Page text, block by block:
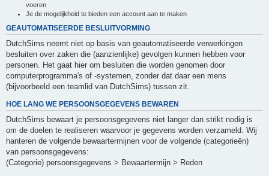
voeren
Je de mogelijkheid te bieden een account aan te maken
GEAUTOMATISEERDE BESLUITVORMING
DutchSims neemt niet op basis van geautomatiseerde verwerkingen
besluiten over zaken die (aanzienlijke) gevolgen kunnen hebben voor
personen. Het gaat hier om besluiten die worden genomen door
computerprogramma's of -systemen, zonder dat daar een mens
(bijvoorbeeld een teamlid van DutchSims) tussen zit.
HOE LANG WE PERSOONSGEGEVENS BEWAREN
DutchSims bewaart je persoonsgegevens niet langer dan strikt nodig is
om de doelen te realiseren waarvoor je gegevens worden verzameld. Wij
hanteren de volgende bewaartermijnen voor de volgende (categorieën)
van persoonsgegevens:
(Categorie) persoonsgegevens > Bewaartermijn > Reden